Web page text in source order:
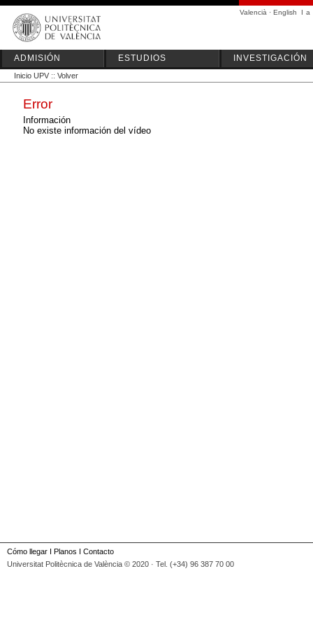
Valencià · English I a
ADMISIÓN ESTUDIOS INVESTIGACIÓN
Inicio UPV :: Volver
Error
Información
No existe información del vídeo
Cómo llegar I Planos I Contacto
Universitat Politècnica de València © 2020 · Tel. (+34) 96 387 70 00